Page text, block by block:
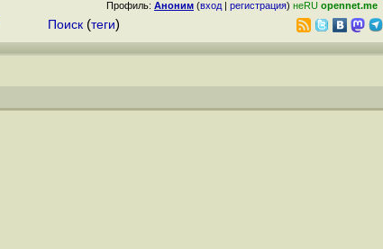
Профиль: Аноним (вход | регистрация) неRU opennet.me
Поиск (теги)